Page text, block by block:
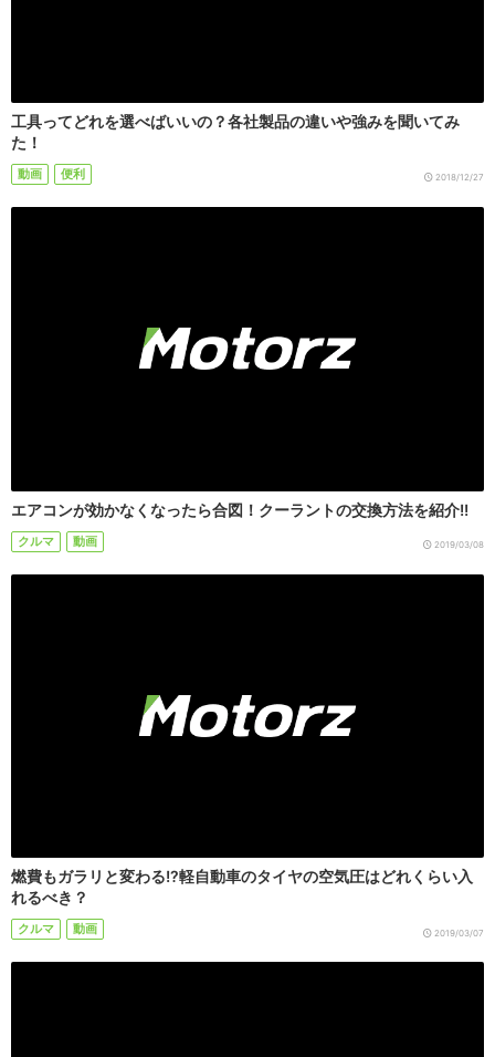
工具ってどれを選べばいいの？各社製品の違いや強みを聞いてみ
た！
動画 便利 2018/12/27
エアコンが効かなくなったら合図！クーラントの交換方法を紹介!!
クルマ 動画 2019/03/08
燃費もガラリと変わる!?軽自動車のタイヤの空気圧はどれくらい入
れるべき？
クルマ 動画 2019/03/07